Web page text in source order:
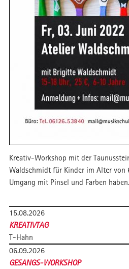
Kreativ-Workshop mit der
Waldschmidt für Kinder im Alter von
Umgang mit Pinsel und Farben haben.
15.08.2026
KREATIVTAG
T-Hahn
06.09.2026
GESANGS-WORKSHOP